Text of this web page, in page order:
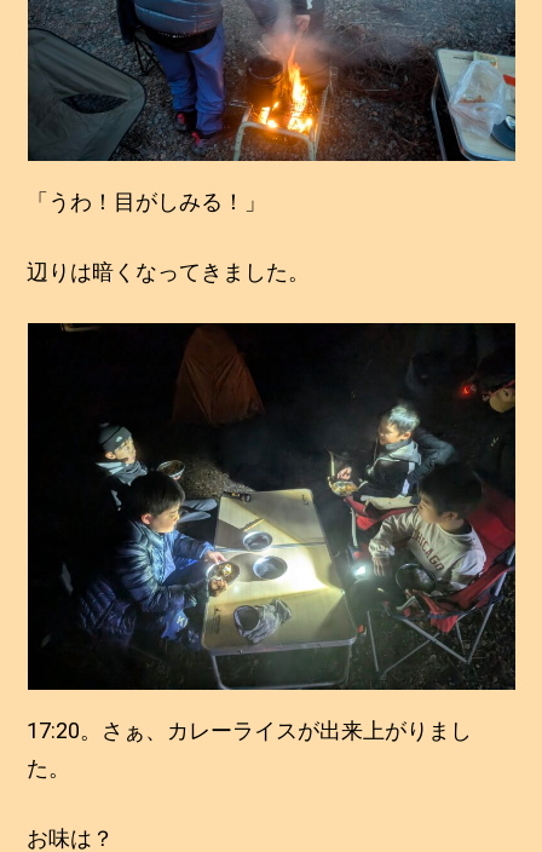
「うわ！目がしみる！」
辺りは暗くなってきました。
17:20。さぁ、カレーライスが出来上がりまし
た。
お味は？